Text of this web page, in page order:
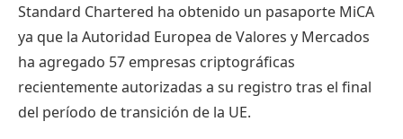
Standard Chartered ha obtenido un pasaporte MiCA
ya que la Autoridad Europea de Valores y Mercados
ha agregado 57 empresas criptográficas
recientemente autorizadas a su registro tras el final
del período de transición de la UE.